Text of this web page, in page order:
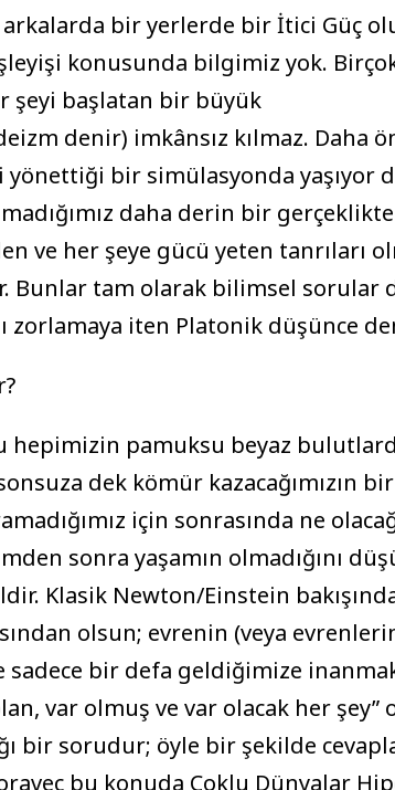
arkalarda bir yerlerde bir İtici Güç
konusunda bilgimiz yok.
şeyi başlatan bir büyük
denir) imkânsız kılmaz.
bir simülasyonda yaşıyor
daha derin bir
ve her şeye gücü yeten tanrıları
Bunlar tam olarak bilimsel sorular
zorlamaya iten Platonik düşünce
hepimizin pamuksu beyaz
dek kömür kazacağımızın
için sonrasında ne
sonra yaşamın olmadığını
Klasik Newton/Einstein
olsun; evrenin (veya
sadece bir defa geldiğimize
var olmuş ve var olacak her şey”
bir sorudur; öyle bir şekilde
bu konuda Çoklu Dünyalar